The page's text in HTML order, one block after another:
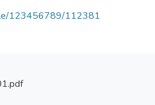
123456789/112381